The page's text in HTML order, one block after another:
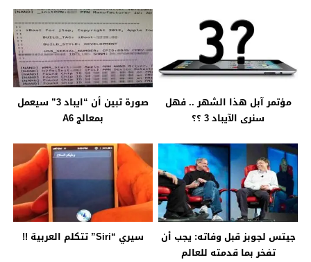
مؤتمر آبل هذا الشهر .. فهل
سنرى الآيباد 3 ؟؟
صورة تبين أن “ايباد 3” سيعمل
بمعالج A6
جيتس لجوبز قبل وفاته: يجب أن
تفخر بما قدمته للعالم
سيري “Siri” تتكلم العربية !!